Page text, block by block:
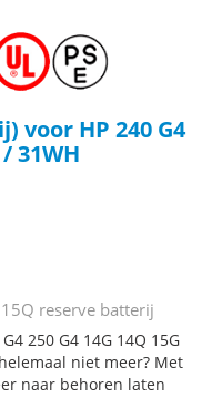
voor HP 240 G4
31WH
reserve batterij
250 G4 14G 14Q 15G
niet meer? Met
naar behoren laten